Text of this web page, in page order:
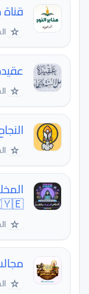
قناة
☆
☆
☆
🇾🇪))
☆
☆